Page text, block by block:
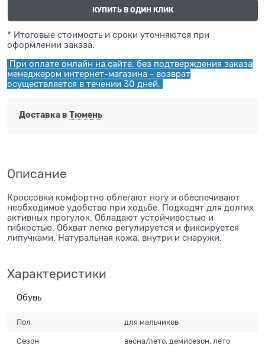
КУПИТЬ В ОДИН КЛИК
* Итоговые стоимость и сроки уточняются при
оформлении заказа.
При оплате онлайн на сайте, без подтверждения заказа
менеджером интернет-магазина - возврат
осуществляется в течении 30 дней.
Доставка в Тюмень
Описание
Кроссовки комфортно облегают ногу и обеспечивают
необходимое удобство при ходьбе. Подходят для долгих
активных прогулок. Обладают устойчивостью и
гибкостью. Обхват легко регулируется и фиксируется
липучками. Натуральная кожа, внутри и снаружи.
Характеристики
Обувь
Пол для мальчиков
Сезон весна/лето, демисезон, лето